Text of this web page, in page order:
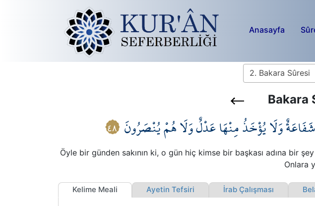
Anasayfa
2. Bakara Sûresi
Bakara
وَلَا يُؤْخَذُ مِنْهَا عَدْلٌ وَلَا هُمْ يُنْصَرُونَ ٤٨
Öyle bir günden sakının ki, o gün hiç kimse bir başkası adına bir
Onlara
Kelime Meali Ayetin Tefsiri İrab Çalışması